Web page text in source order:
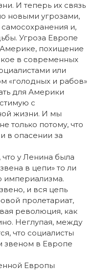
И теперь их связь
новыми угрозами,
и,
Угроза Европе
похищение
в современных
или
«голодных и рабов»
для Америки
с
жизни. И мы
только потому, что
в опасении за
у Ленина была
в цепи» то ли
империализма.
и вся цепь
пролетариат,
революция, как
Неглупая, между
что социалисты
звеном в Европе
Европы